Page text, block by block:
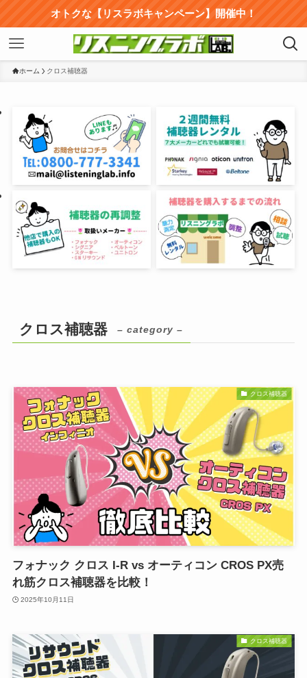
オトクな【リスラボキャンペーン】開催中！
ホーム クロス補聴器
クロス補聴器 – category –
クロス補聴器
フォナック クロス I-R vs オーティコン CROS PX売
れ筋クロス補聴器を比較！
2025年10月11日
クロス補聴器